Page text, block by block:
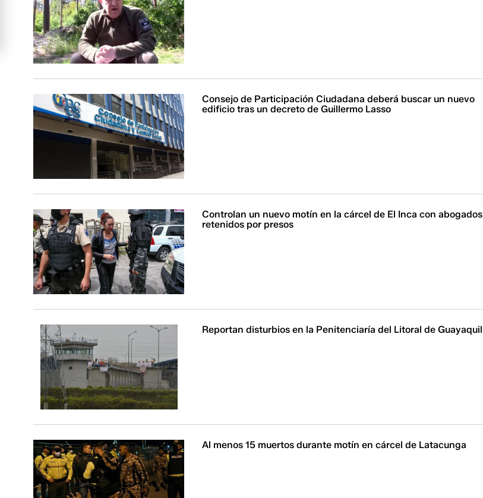
Consejo de Participación Ciudadana deberá buscar un nuevo
edificio tras un decreto de Guillermo Lasso
Controlan un nuevo motín en la cárcel de El Inca con abogados
retenidos por presos
Reportan disturbios en la Penitenciaría del Litoral de Guayaquil
Al menos 15 muertos durante motín en cárcel de Latacunga